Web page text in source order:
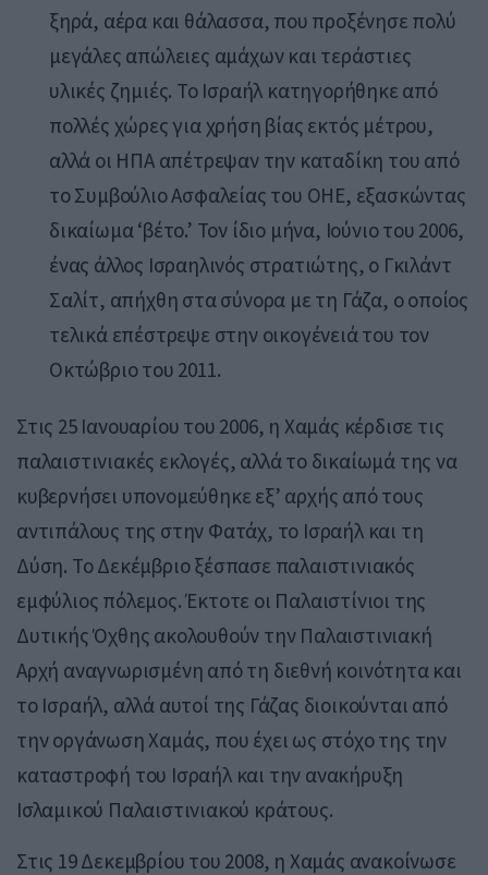
ξηρά, αέρα και θάλασσα, που προξένησε πολύ
μεγάλες απώλειες αμάχων και τεράστιες
υλικές ζημιές. Το Ισραήλ κατηγορήθηκε από
πολλές χώρες για χρήση βίας εκτός μέτρου,
αλλά οι ΗΠΑ απέτρεψαν την καταδίκη του από
το Συμβούλιο Ασφαλείας του ΟΗΕ, εξασκώντας
δικαίωμα ‘βέτο.’ Τον ίδιο μήνα, Ιούνιο του 2006,
ένας άλλος Ισραηλινός στρατιώτης, ο Γκιλάντ
Σαλίτ, απήχθη στα σύνορα με τη Γάζα, ο οποίος
τελικά επέστρεψε στην οικογένειά του τον
Οκτώβριο του 2011.
Στις 25 Ιανουαρίου του 2006, η Χαμάς κέρδισε τις
παλαιστινιακές εκλογές, αλλά το δικαίωμά της να
κυβερνήσει υπονομεύθηκε εξ’ αρχής από τους
αντιπάλους της στην Φατάχ, το Ισραήλ και τη
Δύση. Το Δεκέμβριο ξέσπασε παλαιστινιακός
εμφύλιος πόλεμος. Έκτοτε οι Παλαιστίνιοι της
Δυτικής Όχθης ακολουθούν την Παλαιστινιακή
Αρχή αναγνωρισμένη από τη διεθνή κοινότητα και
το Ισραήλ, αλλά αυτοί της Γάζας διοικούνται από
την οργάνωση Χαμάς, που έχει ως στόχο της την
καταστροφή του Ισραήλ και την ανακήρυξη
Ισλαμικού Παλαιστινιακού κράτους.
Στις 19 Δεκεμβρίου του 2008, η Χαμάς ανακοίνωσε